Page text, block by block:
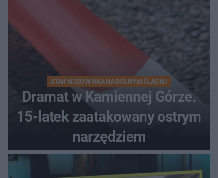
ATAK NOŻOWNIKA NA DOLNYM ŚLĄSKU
Dramat w Kamiennej Górze.
15-latek zaatakowany ostrym
narzędziem